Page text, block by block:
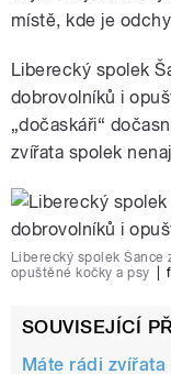
místě, kde je
Liberecký spolek
dobrovolníků i
„dočaskáři“
zvířata spolek
Liberecký spolek
opuštěné kočky a psy
SOUVISEJÍCÍ
Máte rádi